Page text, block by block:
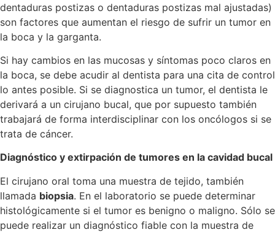
dentaduras postizas o dentaduras postizas mal ajustadas)
son factores que aumentan el riesgo de sufrir un tumor en
la boca y la garganta.
Si hay cambios en las mucosas y síntomas poco claros en
la boca, se debe acudir al dentista para una cita de control
lo antes posible. Si se diagnostica un tumor, el dentista le
derivará a un cirujano bucal, que por supuesto también
trabajará de forma interdisciplinar con los oncólogos si se
trata de cáncer.
Diagnóstico y extirpación de tumores en la cavidad bucal
El cirujano oral toma una muestra de tejido, también
llamada biopsia. En el laboratorio se puede determinar
histológicamente si el tumor es benigno o maligno. Sólo se
puede realizar un diagnóstico fiable con la muestra de